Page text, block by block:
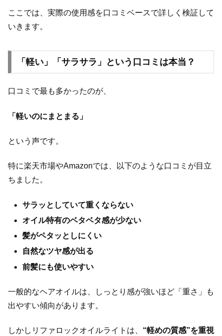
ここでは、実際の使用感を口コミベースで詳しく検証して
いきます。
「軽い」「サラサラ」という口コミは本当？
口コミで最も多かったのが、
「軽いのにまとまる」
という声です。
特に楽天市場やAmazonでは、以下のような口コミが目立
ちました。
サラッとしていて重くならない
オイル特有のベタベタ感が少ない
髪がペタッとしにくい
自然なツヤ感が出る
前髪にも使いやすい
一般的なヘアオイルは、しっとり感が強いほど「重さ」も
出やすい傾向があります。
しかしリファロックオイルライトは、 “軽めの質感”を重視